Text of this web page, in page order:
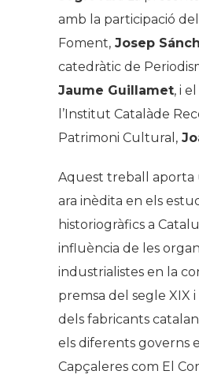
amb la participació
Foment, Josep
catedràtic de
Jaume Guillamet, i
l’Institut Catalàde
Patrimoni Cultural,
Aquest treball aporta
ara inèdita en els
historiogràfics a
influència de les
industrialistes en la
premsa del segle XIX
dels fabricants
els diferents governs
Capçaleres com El